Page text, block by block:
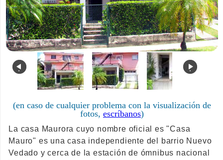
. .
(en caso de cualquier problema con la visualización de
fotos, escríbanos)
La casa Maurora cuyo nombre oficial es "Casa
Mauro" es una casa independiente del barrio Nuevo
Vedado y cerca de la estación de ómnibus nacional